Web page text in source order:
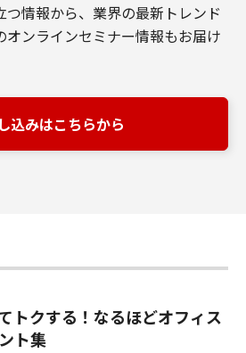
つ情報から、業界の最新トレンド
オンラインセミナー情報もお届け
込みはこちらから
トクする！なるほどオフィス
ト集